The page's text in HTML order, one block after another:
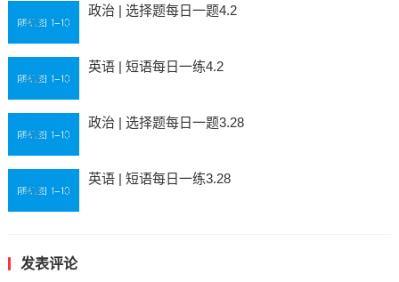
政治 | 选择题每日一题4.2
英语 | 短语每日一练4.2
政治 | 选择题每日一题3.28
英语 | 短语每日一练3.28
发表评论